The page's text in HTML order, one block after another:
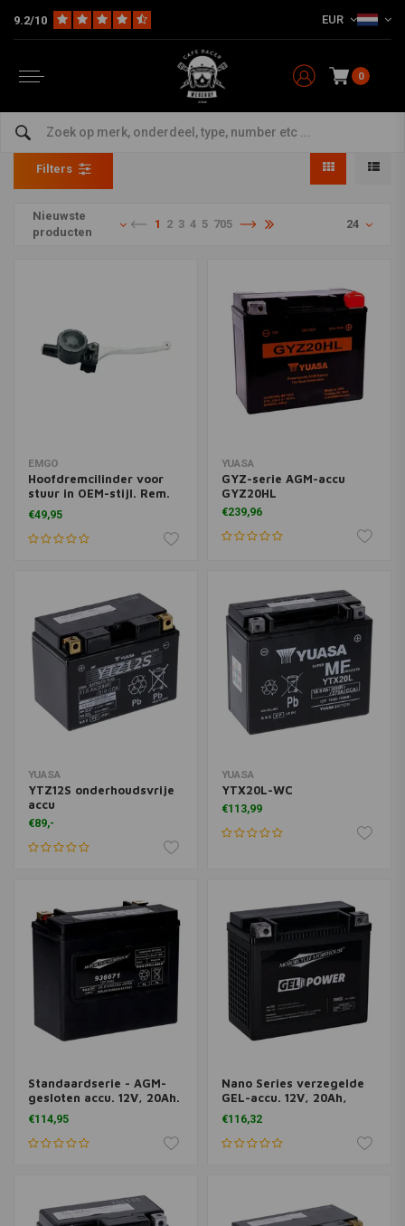
9.2/10 EUR
0
Collectie
Home Collectie
Filters
Nieuwste
producten
1 2 3 4 5 705 24
EMGO
Hoofdremcilinder voor
stuur in OEM-stijl. Rem.
15,8 mm
€49,95
YUASA
GYZ-serie AGM-accu
GYZ20HL
€239,96
YUASA
YTZ12S onderhoudsvrije
accu
€89,-
YUASA
YTX20L-WC
€113,99
Standaardserie - AGM-
gesloten accu. 12V, 20Ah.
320 CCA
€114,95
Nano Series verzegelde
GEL-accu. 12V, 20Ah,
360CCA
€116,32